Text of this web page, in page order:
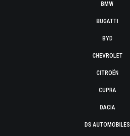
BMW
BUGATTI
BYD
CHEVROLET
CITROËN
CUPRA
DACIA
DS AUTOMOBILES